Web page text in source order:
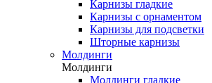
Карнизы гладкие
Карнизы с орнаментом
Карнизы для подсветки
Шторные карнизы
Молдинги
Молдинги
Молдинги гладкие